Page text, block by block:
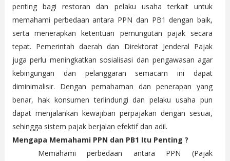
penting bagi restoran dan pelaku usaha terkait untuk
memahami perbedaan antara PPN dan PB1 dengan baik,
serta menerapkan ketentuan pemungutan pajak secara
tepat. Pemerintah daerah dan Direktorat Jenderal Pajak
juga perlu meningkatkan sosialisasi dan pengawasan agar
kebingungan dan pelanggaran semacam ini dapat
diminimalisir. Dengan pemahaman dan penerapan yang
benar, hak konsumen terlindungi dan pelaku usaha pun
dapat menjalankan kewajiban perpajakan dengan sesuai,
sehingga sistem pajak berjalan efektif dan adil.
Mengapa Memahami PPN dan PB1 Itu Penting ?
Memahami perbedaan antara PPN (Pajak